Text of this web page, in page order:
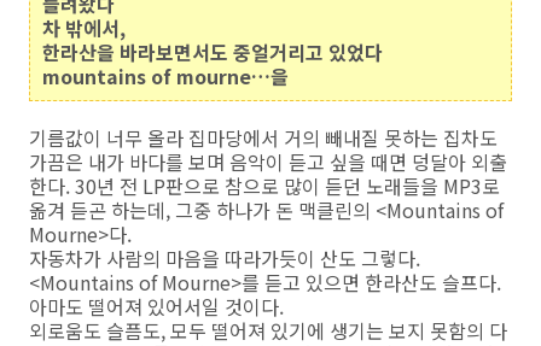
차 밖에서,
한라산을 바라보면서도 중얼거리고 있었다
mountains of mourne…을
기름값이 너무 올라 집마당에서 거의 빼내질 못하는 집차도
가끔은 내가 바다를 보며 음악이 듣고 싶을 때면 덩달아 외출
한다. 30년 전 LP판으로 참으로 많이 듣던 노래들을 MP3로
옮겨 듣곤 하는데, 그중 하나가 돈 맥클린의 <Mountains of
Mourne>다.
자동차가 사람의 마음을 따라가듯이 산도 그렇다.
<Mountains of Mourne>를 듣고 있으면 한라산도 슬프다.
아마도 떨어져 있어서일 것이다.
외로움도 슬픔도, 모두 떨어져 있기에 생기는 보지 못함의 다